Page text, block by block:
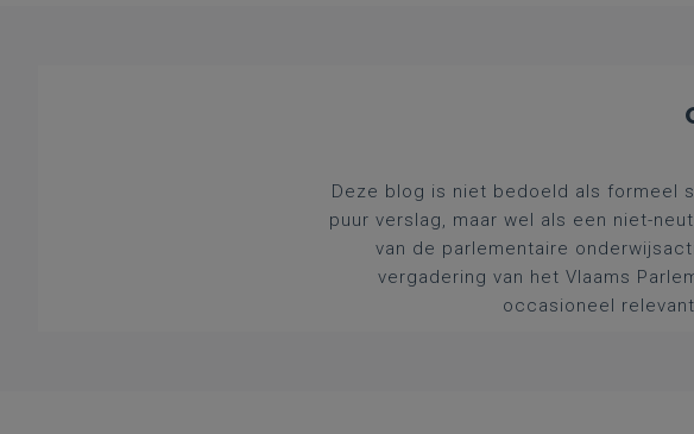
Deze blog is niet bedoeld als formeel
puur verslag, maar wel als een niet-
van de parlementaire
vergadering van het Vlaams
occasioneel